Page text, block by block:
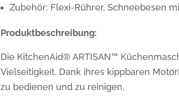
Zubehör: Flexi-Rührer, Schneebesen
Produktbeschreibung:
Die KitchenAid® ARTISAN™
Vielseitigkeit. Dank ihres kippbaren
zu bedienen und zu reinigen.